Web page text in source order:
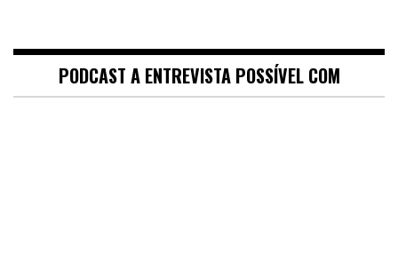
PODCAST A ENTREVISTA POSSÍVEL COM